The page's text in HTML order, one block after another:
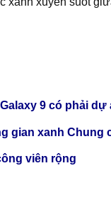
9 có phải
gian xanh Chung
viên rộng